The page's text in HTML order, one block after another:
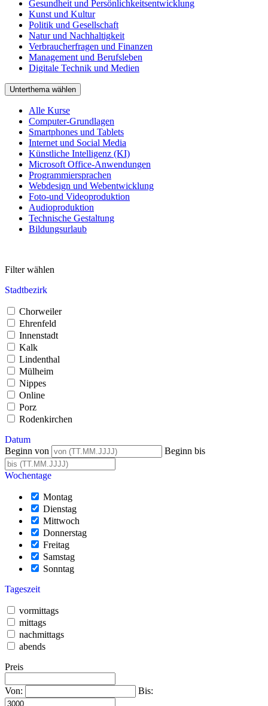
Gesundheit und Persönlichkeitsentwicklung
Kunst und Kultur
Politik und Gesellschaft
Natur und Nachhaltigkeit
Verbraucherfragen und Finanzen
Management und Berufsleben
Digitale Technik und Medien
Unterthema wählen
Alle Kurse
Computer-Grundlagen
Smartphones und Tablets
Internet und Social Media
Künstliche Intelligenz (KI)
Microsoft Office-Anwendungen
Programmiersprachen
Webdesign und Webentwicklung
Foto-und Videoproduktion
Audioproduktion
Technische Gestaltung
Bildungsurlaub
Filter wählen
Stadtbezirk
Chorweiler
Ehrenfeld
Innenstadt
Kalk
Lindenthal
Mülheim
Nippes
Online
Porz
Rodenkirchen
Datum
Beginn von
Beginn bis
Wochentage
Montag
Dienstag
Mittwoch
Donnerstag
Freitag
Samstag
Sonntag
Tageszeit
vormittags
mittags
nachmittags
abends
Preis
Von: Bis: